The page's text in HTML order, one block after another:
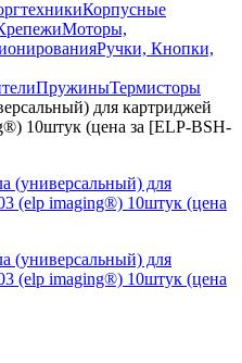
Корпусные
Моторы,
Ручки, Кнопки,
ПружиныТермисторы
для картриджей
10штук (цена за [ELP-BSH-